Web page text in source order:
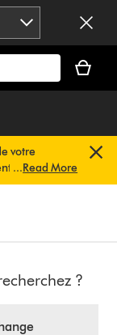
panier
est
votre
être
rapide.Vous
dans les
...Read More
?